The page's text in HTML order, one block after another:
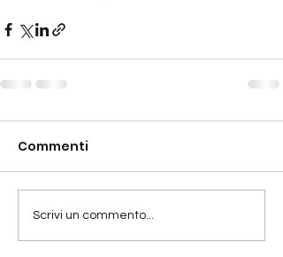
Commenti
Scrivi un commento...